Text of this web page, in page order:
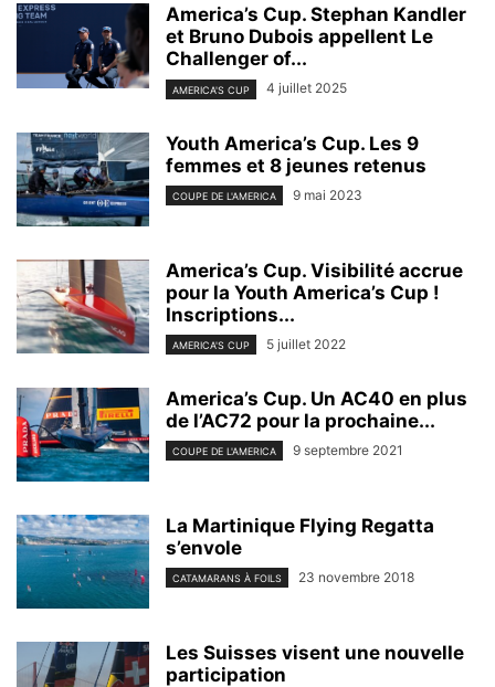
America’s Cup. Stephan Kandler
et Bruno Dubois appellent Le
Challenger of...
AMERICA'S CUP 4 juillet 2025
Youth America’s Cup. Les 9
femmes et 8 jeunes retenus
COUPE DE L'AMERICA 9 mai 2023
America’s Cup. Visibilité accrue
pour la Youth America’s Cup !
Inscriptions...
AMERICA'S CUP 5 juillet 2022
America’s Cup. Un AC40 en plus
de l’AC72 pour la prochaine...
COUPE DE L'AMERICA 9 septembre 2021
La Martinique Flying Regatta
s’envole
CATAMARANS À FOILS 23 novembre 2018
Les Suisses visent une nouvelle
participation